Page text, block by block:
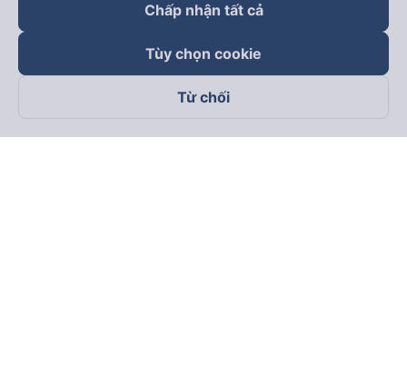
Theo dõi chúng tôi trên
Chấp nhận tất cả
Tùy chọn cookie
Từ chối